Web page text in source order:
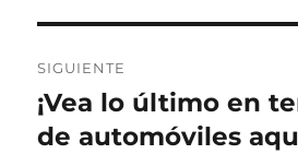
SIGUIENTE
Entrada
siguiente:
¡Vea lo último en
de automóviles